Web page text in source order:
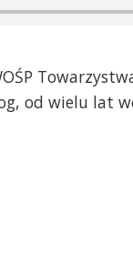
od wielu lat